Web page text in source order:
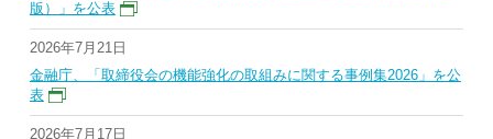
版）」を公表
2026年7月21日
金融庁、「取締役会の機能強化の取組みに関する事例集2026」を公
表
2026年7月17日